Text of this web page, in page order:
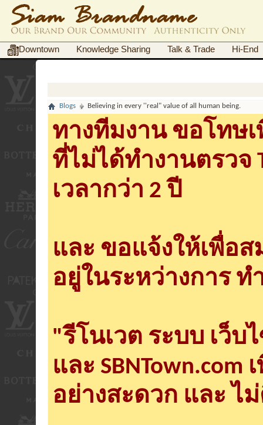
Downtown Knowledge Sharing Talk & Trade Hi-End
Blogs Believing in every ''real" value of all human being.
ทางทีมงาน ขอโทษ
ที่ไม่ได้ทำงานตรวจ
เวลากว่า 2 ปี
และ ขอแจ้งให้เพื่อ
อยู่ในระหว่างการ ท
"รีโนเวต ระบบ เว็บ
และ
อย่างสะดวก และ ไ